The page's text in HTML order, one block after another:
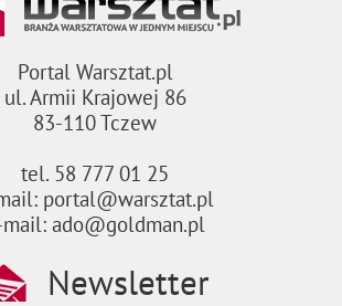
Portal Warsztat.pl
ul. Armii Krajowej 86
83-110 Tczew
tel. 58 777 01 25
portal@warsztat.pl
ado@goldman.pl
Newsletter